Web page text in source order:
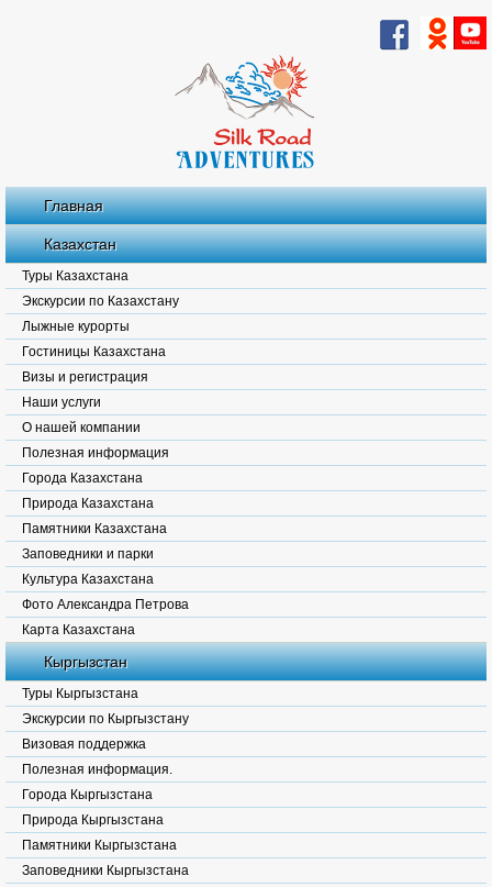
Главная
Казахстан
Туры Казахстана
Экскурсии по Казахстану
Лыжные курорты
Гостиницы Казахстана
Визы и регистрация
Наши услуги
О нашей компании
Полезная информация
Города Казахстана
Природа Казахстана
Памятники Казахстана
Заповедники и парки
Культура Казахстана
Фото Александра Петрова
Карта Казахстана
Кыргызстан
Туры Кыргызстана
Экскурсии по Кыргызстану
Визовая поддержка
Полезная информация.
Города Кыргызстана
Природа Кыргызстана
Памятники Кыргызстана
Заповедники Кыргызстана